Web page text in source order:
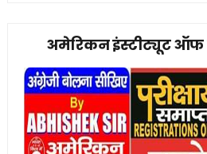
अमेरिकन इंस्टीट्यूट